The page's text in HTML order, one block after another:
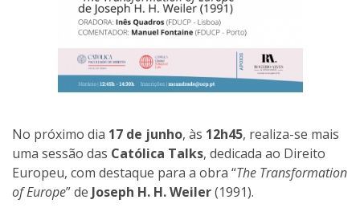
No próximo dia 17 de junho, às 12h45, realiza-se mais
uma sessão das Católica Talks, dedicada ao Direito
Europeu, com destaque para a obra “The Transformation
of Europe” de Joseph H. H. Weiler(1991).